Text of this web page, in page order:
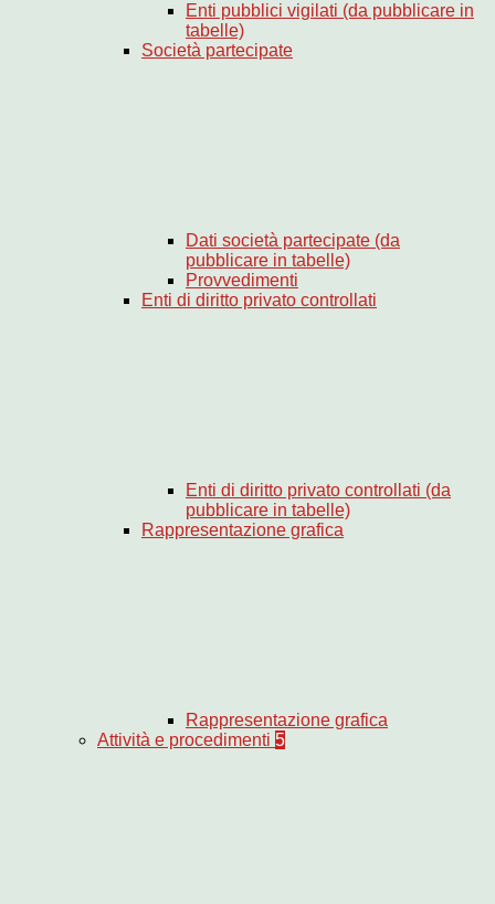
Enti pubblici vigilati (da pubblicare in
tabelle)
Società partecipate
Dati società partecipate (da
pubblicare in tabelle)
Provvedimenti
Enti di diritto privato controllati
Enti di diritto privato controllati (da
pubblicare in tabelle)
Rappresentazione grafica
Rappresentazione grafica
Attività e procedimenti 5